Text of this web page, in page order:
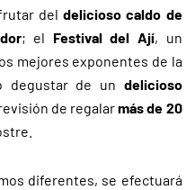
deldelicioso caldo de
; el Festival del Ají, un
mejores exponentes de la
degustar de un delicioso
de regalarmás de 20
diferentes, se efectuará